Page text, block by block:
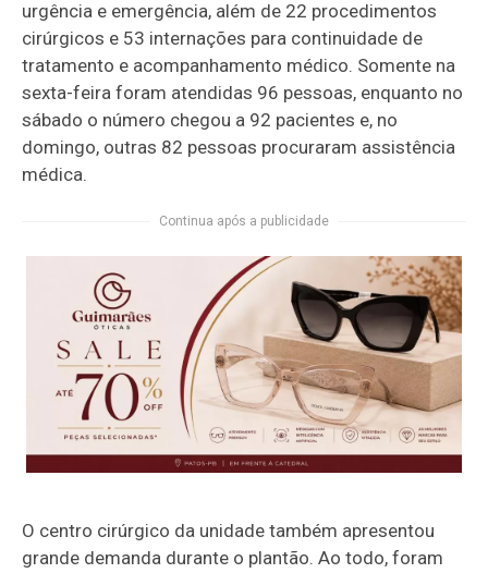
urgência e emergência, além de 22 procedimentos
cirúrgicos e 53 internações para continuidade de
tratamento e acompanhamento médico. Somente na
sexta-feira foram atendidas 96 pessoas, enquanto no
sábado o número chegou a 92 pacientes e, no
domingo, outras 82 pessoas procuraram assistência
médica.
Continua após a publicidade
O centro cirúrgico da unidade também apresentou
grande demanda durante o plantão. Ao todo, foram